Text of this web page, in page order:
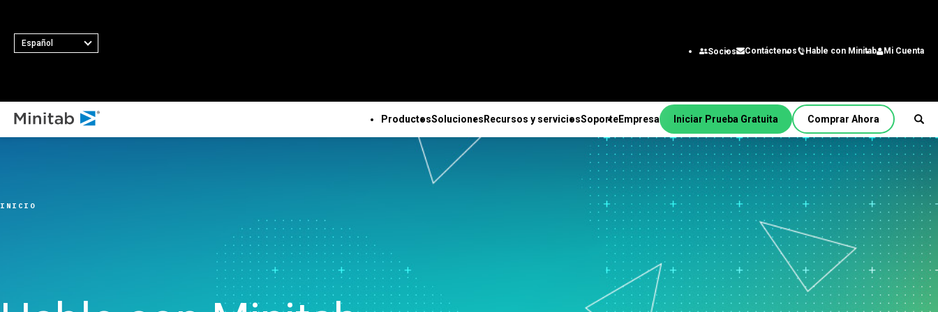
Español
Socios
Contáctenos Hable con Minitab Mi Cuenta
Productos
Minitab Solution Center
Minitab Connect
Minitab Model Ops
Minitab Education Hub
Minitab Engage
Minitab Workspace
Soluciones
Software de ciencia de
datos estadística y
aprendizaje automático
Analítica e inteligencia
Diseño de experimentos
avanzado
Mejora continua
Integración y preparación
de datos
Soluciones de Minitab
Por función/rol
Ingeniería
Analista de negocios
Tecnología de la
información
Cadena de suministro
Servicio al cliente y Centro
de contacto con el cliente
Recursos y servicios
TODOS LOS RECURSOS Y SERVICIOS
artículos técnicos
Conjuntos de datos
Seminarios web y eventos
Education Hub
Servicios
Capacitación
Implementación
Aprendizaje autónomo
Formación continua
Soporte
Suscripciones y
Minitab Quick Start
Videos de soporte
Documentación de
Empresa
Acerca de nosotros
Equipo de Liderazgo
Socios
Oportunidades de
Contáctenos
Mercancía de Minitab
Iniciar Prueba Gratuita Comprar Ahora
INICIO